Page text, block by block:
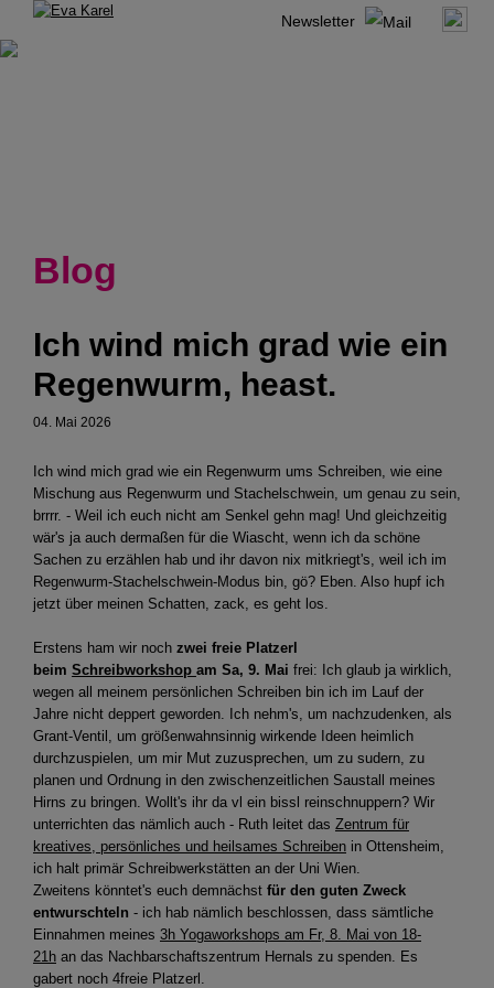
Newsletter
Blog
Ich wind mich grad wie ein
Regenwurm, heast.
04. Mai 2026
Ich wind mich grad wie ein Regenwurm ums Schreiben, wie eine
Mischung aus Regenwurm und Stachelschwein, um genau zu sein,
brrrr. - Weil ich euch nicht am Senkel gehn mag! Und gleichzeitig
wär's ja auch dermaßen für die Wiascht, wenn ich da schöne
Sachen zu erzählen hab und ihr davon nix mitkriegt's, weil ich im
Regenwurm-Stachelschwein-Modus bin, gö? Eben. Also hupf ich
jetzt über meinen Schatten, zack, es geht los.
Erstens ham wir noch zwei freie Platzerl
beim Schreibworkshop am Sa, 9. Mai frei: Ich glaub ja wirklich,
wegen all meinem persönlichen Schreiben bin ich im Lauf der
Jahre nicht deppert geworden. Ich nehm's, um nachzudenken, als
Grant-Ventil, um größenwahnsinnig wirkende Ideen heimlich
durchzuspielen, um mir Mut zuzusprechen, um zu sudern, zu
planen und Ordnung in den zwischenzeitlichen Saustall meines
Hirns zu bringen. Wollt's ihr da vl ein bissl reinschnuppern? Wir
unterrichten das nämlich auch - Ruth leitet das Zentrum für
kreatives, persönliches und heilsames Schreiben in Ottensheim,
ich halt primär Schreibwerkstätten an der Uni Wien.
Zweitens könntet's euch demnächst für den guten Zweck
entwurschteln - ich hab nämlich beschlossen, dass sämtliche
Einnahmen meines 3h Yogaworkshops am Fr, 8. Mai von 18-
21h an das Nachbarschaftszentrum Hernals zu spenden. Es
gabert noch 4freie Platzerl.